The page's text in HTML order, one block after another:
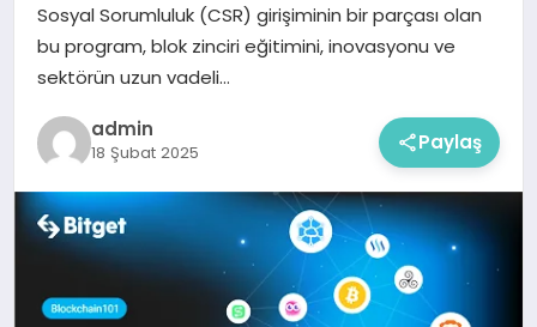
Sosyal Sorumluluk (CSR) girişiminin bir parçası olan
bu program, blok zinciri eğitimini, inovasyonu ve
sektörün uzun vadeli…
admin
18 Şubat 2025 Paylaş